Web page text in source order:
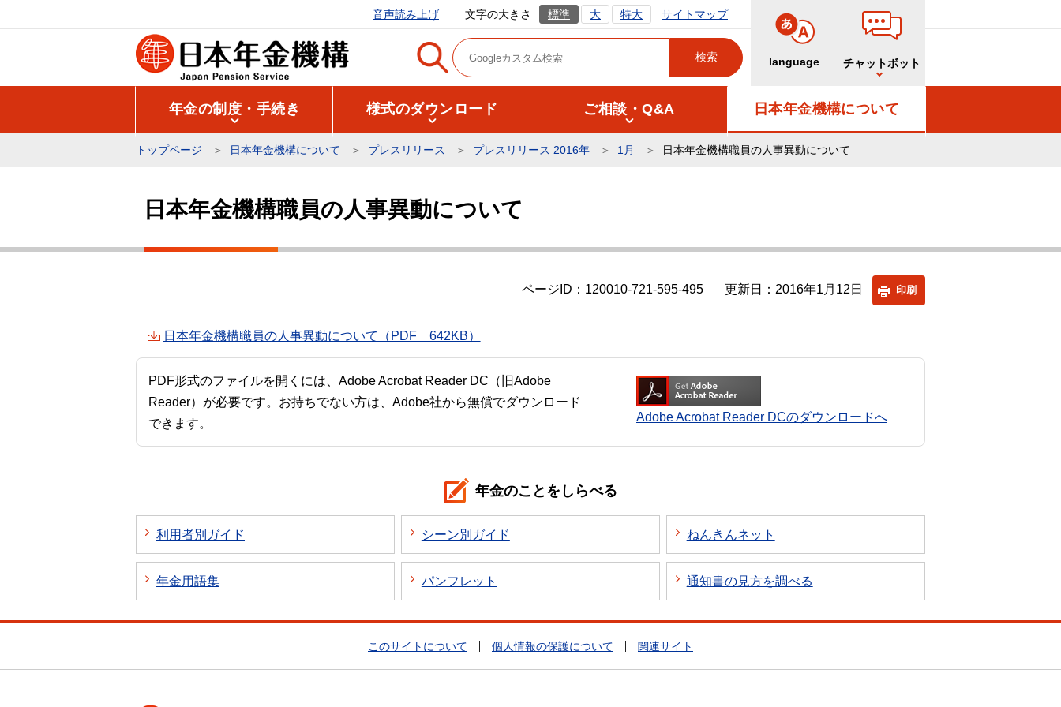
の
音声読み上げ 文字の大きさ 標準 大 特大 サイトマップ
language チャットボット
年金の制度・手続き 様式のダウンロード ご相談・Q&A 日本年金機構について
トップページ 日本年金機構について プレスリリース プレスリリース 2016年 1月 日本年金機構職員の人事異動について
日本年金機構職員の人事異動について
ページID：120010-721-595-495 更新日：2016年1月12日 印刷
日本年金機構職員の人事異動について（PDF 642KB）
PDF形式のファイルを開くには、Adobe Acrobat Reader DC（旧Adobe
Reader）が必要です。お持ちでない方は、Adobe社から無償でダウンロード
できます。
Adobe Acrobat Reader DCのダウンロードへ
年金のことをしらべる
利用者別ガイド シーン別ガイド ねんきんネット
年金用語集 パンフレット 通知書の見方を調べる
このサイトについて 個人情報の保護について 関連サイト